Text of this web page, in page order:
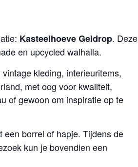
Kasteelhoeve Geldrop. Deze
en upcycled walhalla.
kleding, interieuritems,
met oog voor kwaliteit,
of gewoon om inspiratie op te
borrel of hapje. Tijdens de
kun je bovendien een